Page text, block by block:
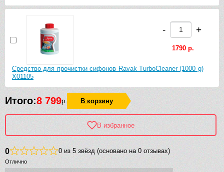
Средство для прочистки сифонов Ravak TurboCleaner (1000 g)
X01105
- +
1790 р.
Итого:8 799р. В корзину
В избранное
0 0 из 5 звёзд (основано на 0 отзывах)
Отлично